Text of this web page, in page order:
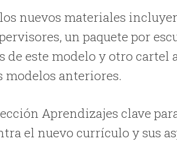
nuevos materiales
un paquete por
de este modelo y otro
modelos anteriores.
Aprendizajes clave
el nuevo currículo y sus